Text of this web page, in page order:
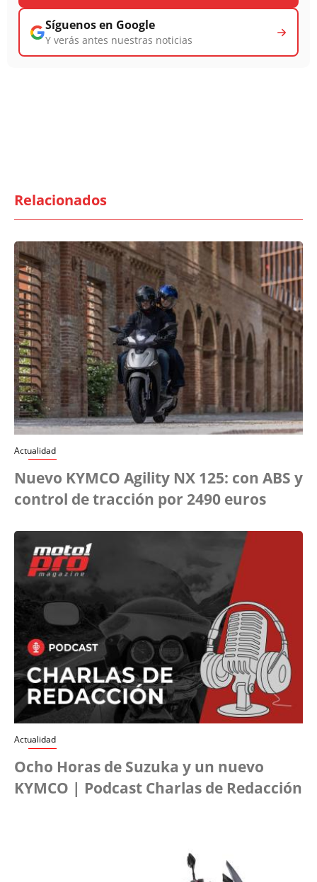
Síguenos en Google
Y verás antes nuestras noticias
Relacionados
Actualidad
Nuevo KYMCO Agility NX 125: con ABS y
control de tracción por 2490 euros
Actualidad
Ocho Horas de Suzuka y un nuevo
KYMCO | Podcast Charlas de Redacción